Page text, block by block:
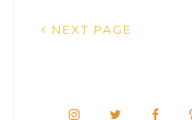
NEXT PAGE